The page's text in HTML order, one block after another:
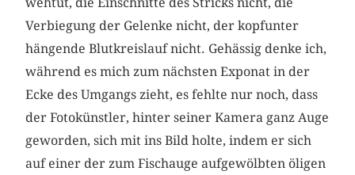
wehtut, die Einschnitte des Stricks nicht, die
Verbiegung der Gelenke nicht, der kopfunter
hängende Blutkreislauf nicht. Gehässig denke ich,
während es mich zum nächsten Exponat in der
Ecke des Umgangs zieht, es fehlte nur noch, dass
der Fotokünstler, hinter seiner Kamera ganz Auge
geworden, sich mit ins Bild holte, indem er sich
auf einer der zum Fischauge aufgewölbten öligen